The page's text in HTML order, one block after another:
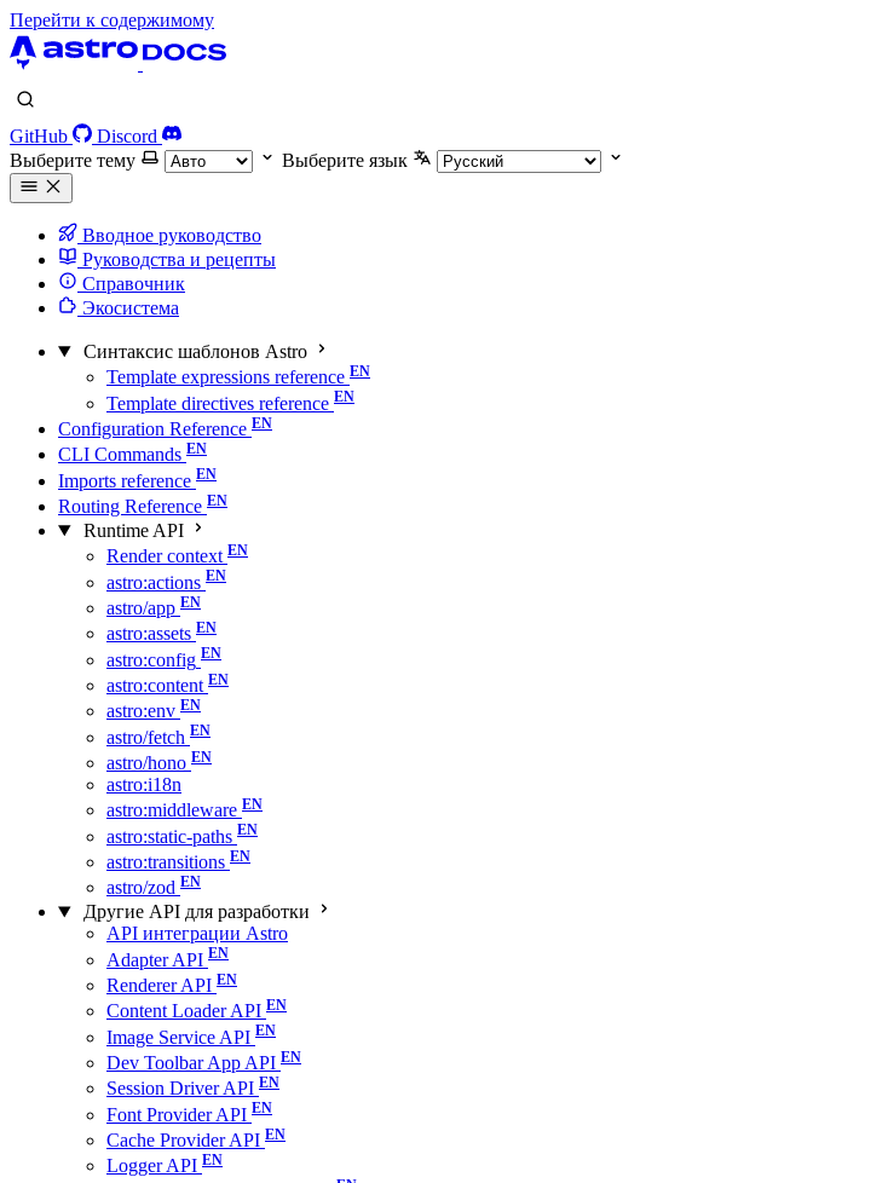
Перейти к содержимому
GitHub
Discord
Выберите тему
Выберите язык
Вводное руководство
Руководства и рецепты
Справочник
Экосистема
Синтаксис шаблонов Astro
Template expressions reference
Template directives reference
Configuration Reference
CLI Commands
Imports reference
Routing Reference
Runtime API
Render context
astro:actions
astro/app
astro:assets
astro:config
astro:content
astro:env
astro/fetch
astro/hono
astro:i18n
astro:middleware
astro:static-paths
astro:transitions
astro/zod
Другие API для разработки
API интеграции Astro
Adapter API
Renderer API
Content Loader API
Image Service API
Dev Toolbar App API
Session Driver API
Font Provider API
Cache Provider API
Logger API